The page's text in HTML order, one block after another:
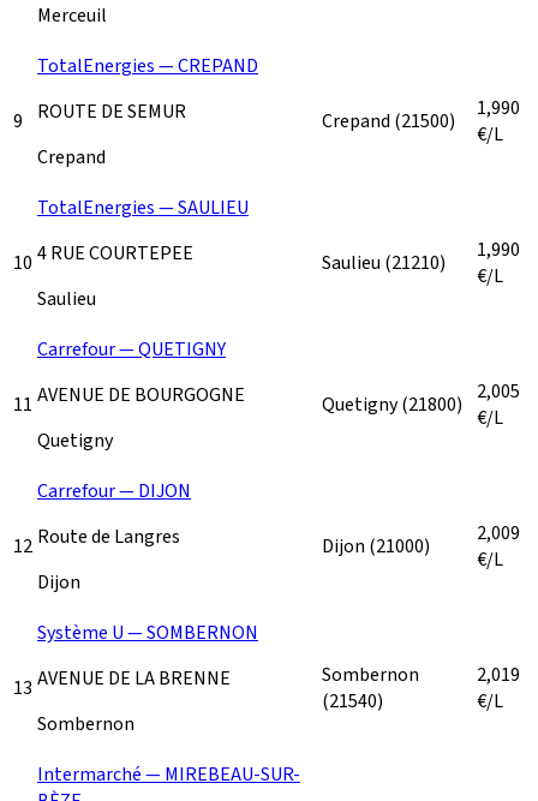
Merceuil
9
TotalEnergies — CREPAND
ROUTE DE SEMUR
Crepand
Crepand (21500)
1,990
€/L
10
TotalEnergies — SAULIEU
4 RUE COURTEPEE
Saulieu
Saulieu (21210)
1,990
€/L
11
Carrefour — QUETIGNY
AVENUE DE BOURGOGNE
Quetigny
Quetigny(21800)
2,005
€/L
12
Carrefour — DIJON
Route de Langres
Dijon
Dijon (21000)
2,009
€/L
13
Système U — SOMBERNON
AVENUE DE LA BRENNE
Sombernon
Sombernon
(21540)
2,019
€/L
Intermarché — MIREBEAU-SUR-